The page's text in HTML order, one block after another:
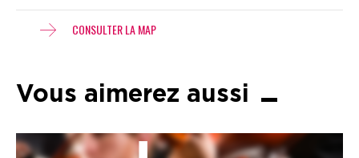
CONSULTER LA MAP
Vous aimerez aussi